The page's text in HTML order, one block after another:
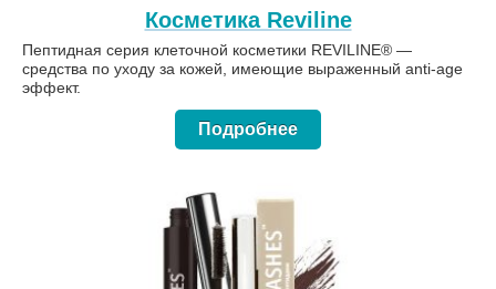
Косметика Reviline
Пептидная серия клеточной косметики REVILINE® —
средства по уходу за кожей, имеющие выраженный anti-age
эффект.
Подробнее